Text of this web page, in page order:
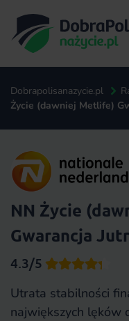
Dobrapolisanazycie.pl
Życie (dawniej Metlife)
NN Życie
Gwarancja
4.3/5
Utrata stabilności
największych lęków